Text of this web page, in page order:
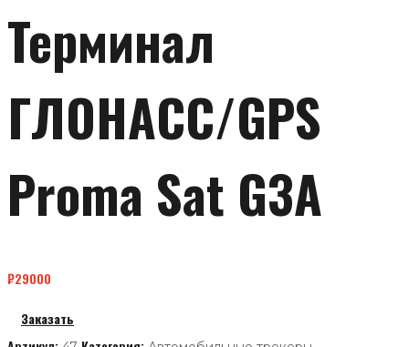
Терминал
ГЛОНАСС/GPS
Proma Sat G3A
₽29000
Заказать